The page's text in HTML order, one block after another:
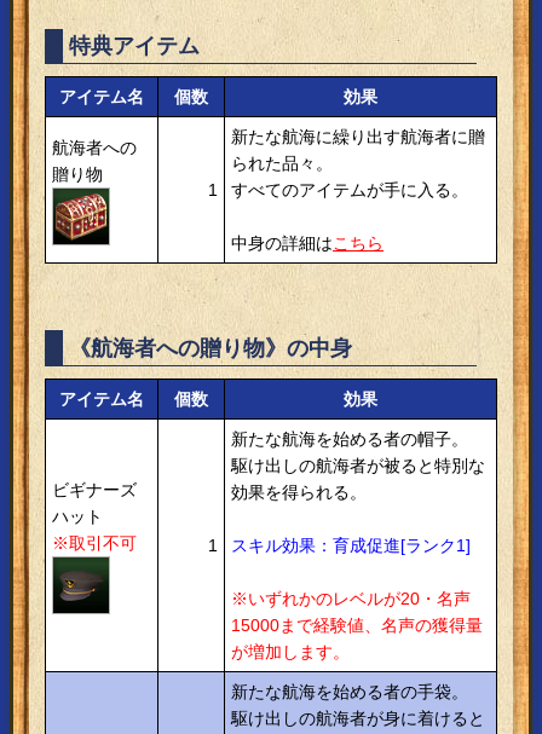
特典アイテム
アイテム名 個数 効果
航海者への
贈り物
1
新たな航海に繰り出す航海者に贈
られた品々。
すべてのアイテムが手に入る。
中身の詳細はこちら
《航海者への贈り物》の中身
アイテム名 個数 効果
ビギナーズ
ハット
※取引不可
1
新たな航海を始める者の帽子。
駆け出しの航海者が被ると特別な
効果を得られる。
スキル効果：育成促進[ランク1]
※いずれかのレベルが20・名声
15000まで経験値、名声の獲得量
が増加します。
新たな航海を始める者の手袋。
駆け出しの航海者が身に着けると